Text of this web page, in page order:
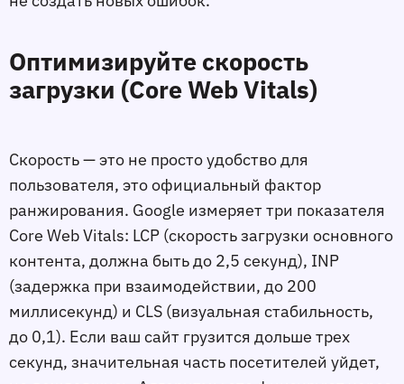
Оптимизируйте скорость
загрузки (Core Web Vitals)
Скорость — это не просто удобство для
пользователя, это официальный фактор
ранжирования. Google измеряет три показателя
Core Web Vitals: LCP (скорость загрузки основного
контента, должна быть до 2,5 секунд), INP
(задержка при взаимодействии, до 200
миллисекунд) и CLS (визуальная стабильность,
до 0,1). Если ваш сайт грузится дольше трeх
секунд, значительная часть посетителей уйдeт,